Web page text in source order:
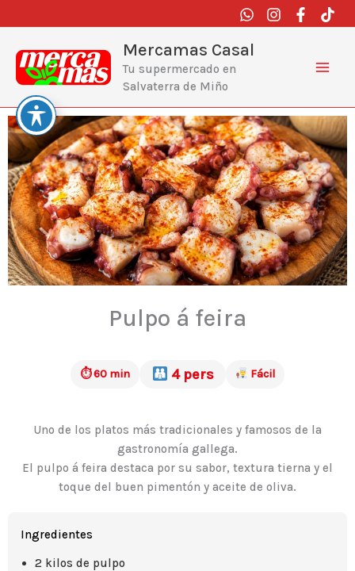
al
contenido
Mercamas Casal
Tu supermercado en
Salvaterra de Miño
Pulpo á feira
⏱ 60 min 4 pers Fácil
Uno de los platos más tradicionales y famosos de la
gastronomía gallega.
El pulpo á feira destaca por su sabor, textura tierna y el
toque del buen pimentón y aceite de oliva.
Ingredientes
2 kilos de pulpo